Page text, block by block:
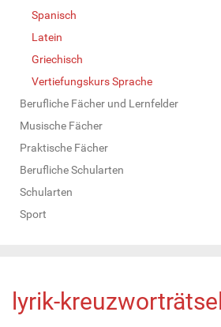
Spanisch
Latein
Griechisch
Vertiefungskurs Sprache
Berufliche Fächer und Lernfelder
Musische Fächer
Praktische Fächer
Berufliche Schularten
Schularten
Sport
lyrik-